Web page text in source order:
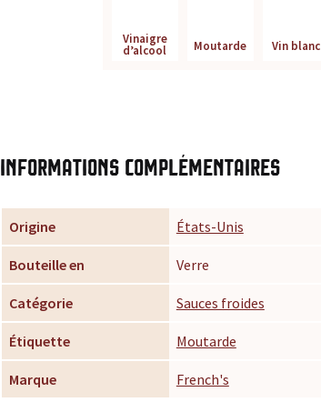
Vinaigre
d’alcool Moutarde Vin blanc
Informations complémentaires
Origine États-Unis
Bouteille en Verre
Catégorie Sauces froides
Étiquette Moutarde
Marque French's